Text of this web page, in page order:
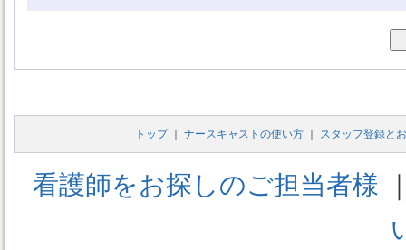
して適用されます。
【利用規約の変更】
本利用規約は、いかなる理由
トップ｜ ナースキャストの使い方｜ スタッフ登録と
看護師をお探しのご担当者様